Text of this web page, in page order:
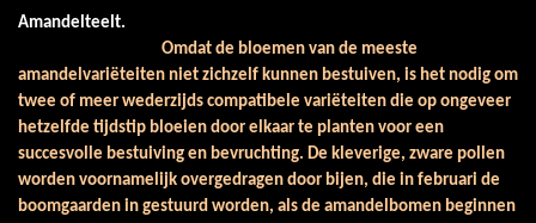
Amandelteelt.
Omdat de bloemen van de meeste
amandelvariëteiten niet zichzelf kunnen bestuiven, is het nodig om
twee of meer wederzijds compatibele variëteiten die op ongeveer
hetzelfde tijdstip bloeien door elkaar te planten voor een
succesvolle bestuiving en bevruchting. De kleverige, zware pollen
worden voornamelijk overgedragen door bijen, die in februari de
boomgaarden in gestuurd worden, als de amandelbomen beginnen